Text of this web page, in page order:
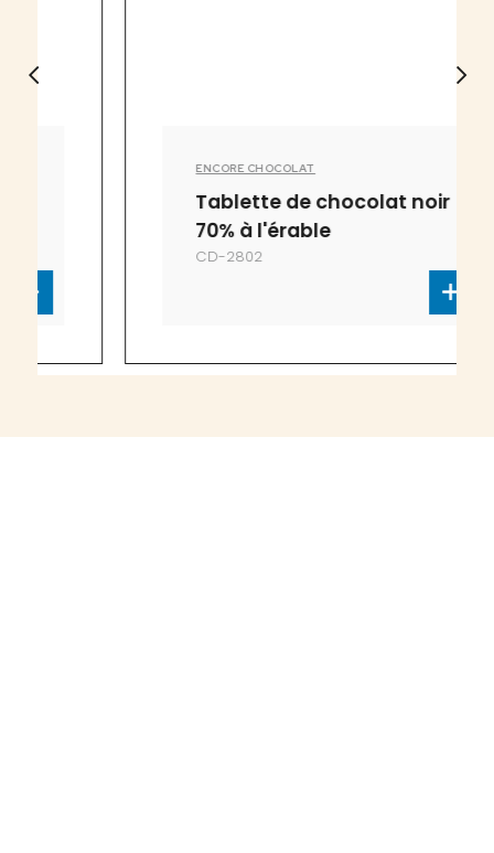
ENCORE CHOCOLAT
Tablette de chocolat noir
70% à l'érable
CD-2802